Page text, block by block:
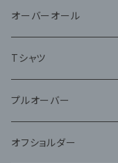
オーバーオール
Tシャツ
プルオーバー
オフショルダー